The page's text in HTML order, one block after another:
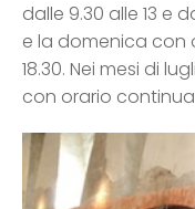
dalle 9.30 alle 13 e
e la domenica con
18.30. Nei mesi di
con orario